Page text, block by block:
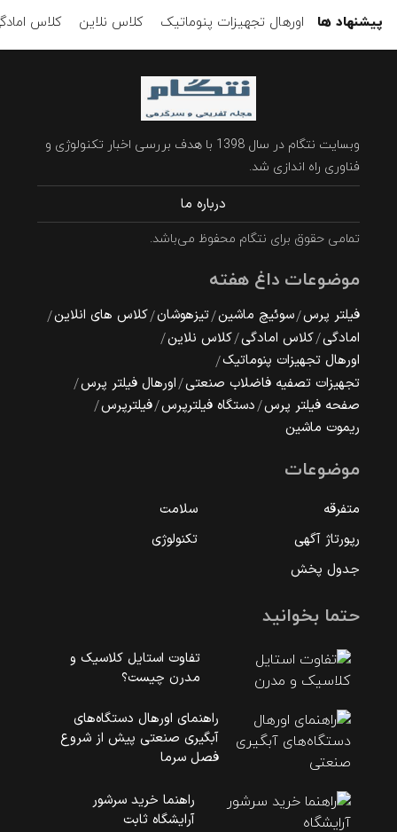
پیشنهاد ها کلاس کلاس نلاین اورهال تجهیزات پنوماتیک
وبسایت نتگام در سال 1398 با هدف بررسی اخبار تکنولوژی و
فناوری راه اندازی شد.
درباره ما
تمامی حقوق برای نتگام محفوظ می‌باشد.
موضوعات داغ هفته
فیلتر پرس سوئیچ ماشین تیزهوشان کلاس های انلاین
امادگی کلاس امادگی کلاس نلاین
اورهال تجهیزات پنوماتیک
تجهیزات تصفیه فاضلاب صنعتی اورهال فیلتر پرس
صفحه فیلتر پرس دستگاه فیلترپرس فیلترپرس
ریموت ماشین
موضوعات
متفرقه
سلامت
رپورتاژ آگهی
تکنولوژی
جدول پخش
حتما بخوانید
تفاوت استایل کلاسیک و
مدرن چیست؟
راهنمای اورهال دستگاه‌های
آبگیری صنعتی پیش از شروع
فصل سرما
راهنما خرید سرشور
آرایشگاه ثابت